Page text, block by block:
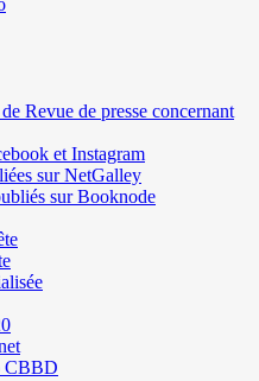
Revue de presse concernant
et Instagram
sur NetGalley
sur Booknode
CBBD